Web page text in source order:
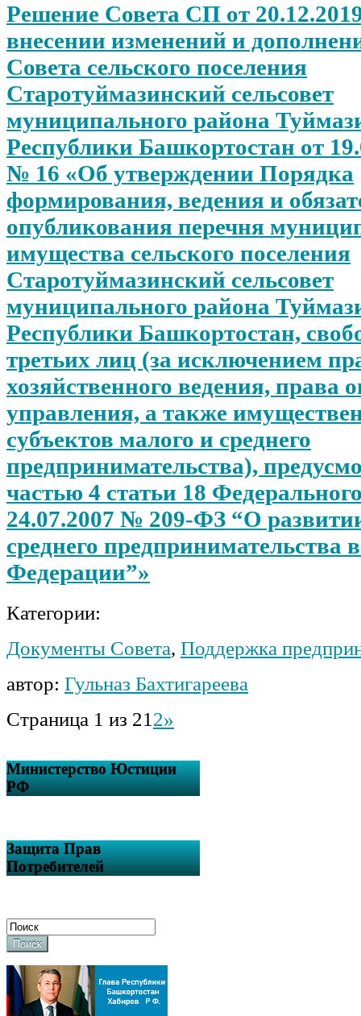
Решение Совета СП от
внесении изменений и
Совета сельского поселения
Старотуймазинский сельсовет
муниципального района
Республики Башкортостан от
№ 16 «Об утверждении Порядка
формирования, ведения и
опубликования перечня
имущества сельского поселения
Старотуймазинский сельсовет
муниципального района
Республики Башкортостан,
третьих лиц (за исключением
хозяйственного ведения, права
управления, а также
субъектов малого и среднего
предпринимательства),
частью 4 статьи 18
24.07.2007 № 209-ФЗ “О
среднего предпринимательства
Федерации”»
Категории:
Документы Совета, Поддержка
автор: Гульназ Бахтигареева
Страница 1 из 21 2»
Министерство Юстиции
РФ
Защита Прав
Потребителей
Поиск